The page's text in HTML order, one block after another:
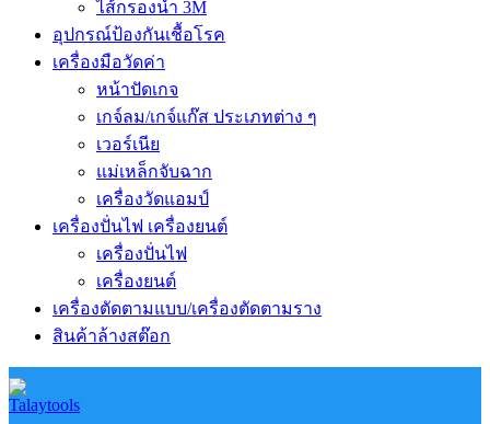
ไส้กรองน้ำ 3M
อุปกรณ์ป้องกันเชื้อโรค
เครื่องมือวัดค่า
หน้าปัดเกจ
เกจ์ลม/เกจ์แก๊ส ประเภทต่าง ๆ
เวอร์เนีย
แม่เหล็กจับฉาก
เครื่องวัดแอมป์
เครื่องปั่นไฟ เครื่องยนต์
เครื่องปั่นไฟ
เครื่องยนต์
เครื่องตัดตามแบบ/เครื่องตัดตามราง
สินค้าล้างสต๊อก